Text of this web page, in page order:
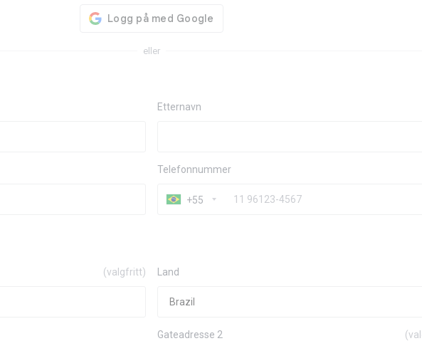
eller
Etternavn
Telefonnummer
+55
(valgfritt) Land
Gateadresse 2